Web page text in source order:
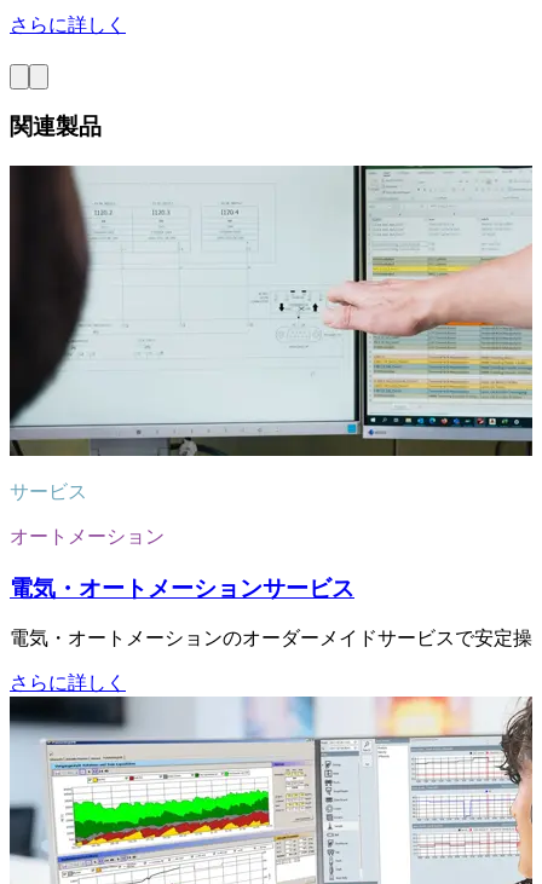
さらに詳しく
関連製品
サービス
オートメーション
電気・オートメーションサービス
電気・オートメーションのオーダーメイドサービスで安定
さらに詳しく